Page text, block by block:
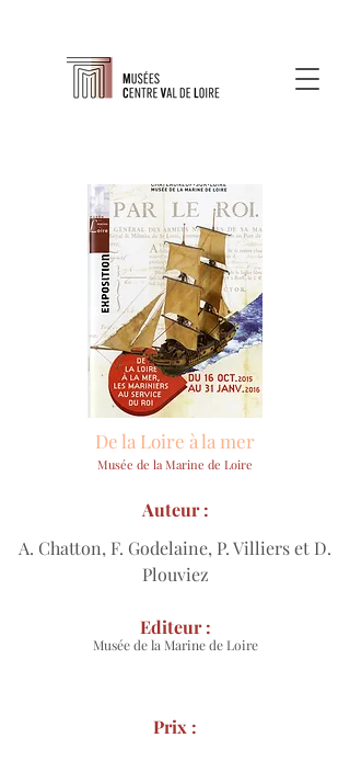
De la Loire à la mer
Musée de la Marine de Loire
A. Chatton, F. Godelaine, P. Villiers et D.
Plouviez
Auteur :
Musée de la Marine de Loire
Editeur :
Prix :